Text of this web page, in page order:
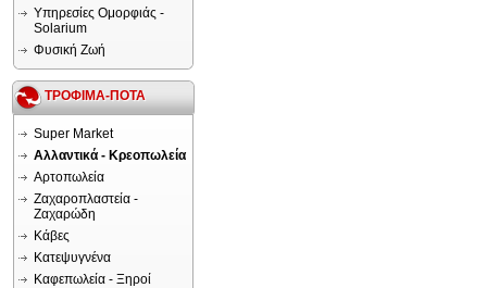
Υπηρεσίες Ομορφιάς -
Solarium
Φυσική Ζωή
ΤΡΟΦΙΜΑ-ΠΟΤΑ
Super Market
Αλλαντικά - Κρεοπωλεία
Αρτοπωλεία
Ζαχαροπλαστεία -
Ζαχαρώδη
Κάβες
Κατεψυγνένα
Καφεπωλεία - Ξηροί